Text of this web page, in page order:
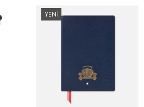
YENİ